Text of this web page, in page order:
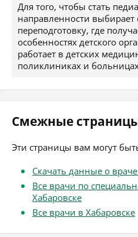
Для того, чтобы стать
направленности
переподготовку, где
особенностях детского
работает в детских
поликлиниках и
Смежные
Эти страницы вам могут
Скачать данные о
Все врачи по
Хабаровске
Все врачи в Хабаровске